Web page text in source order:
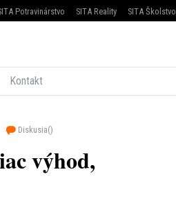
Potravinárstvo SITA Reality SITA Školstvo
Kontakt
Diskusia()
výhod,